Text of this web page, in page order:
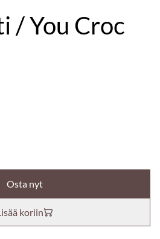
/ You Croc
Osta nyt
koriin